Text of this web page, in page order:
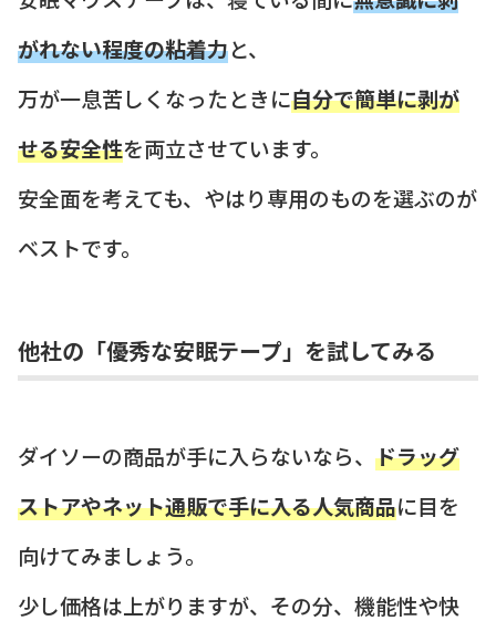
がれない程度の粘着力と、
万が一息苦しくなったときに自分で簡単に剥が
せる安全性を両立させています。
安全面を考えても、やはり専用のものを選ぶのが
ベストです。
他社の「優秀な安眠テープ」を試してみる
ダイソーの商品が手に入らないなら、 ドラッグ
ストアやネット通販で手に入る人気商品に目を
向けてみましょう。
少し価格は上がりますが、その分、機能性や快